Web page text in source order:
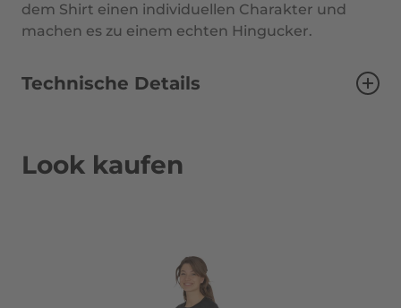
dem Shirt einen individuellen Charakter und
machen es zu einem echten Hingucker.
Technische Details
Einsatzbereich
Passform
Weit
Look kaufen